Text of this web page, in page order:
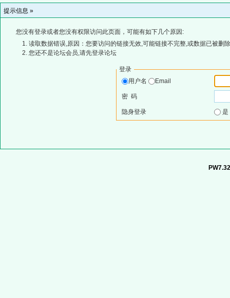
提示信息 »
您没有登录或者您没有权限访问此页面，可能有如下几个原因:
读取数据错误,原因：您要访问的链接无效,可能链接不完整,或数据已被删
您还不是论坛会员,请先登录论坛
登录
用户名
Email
密 码
隐身登录